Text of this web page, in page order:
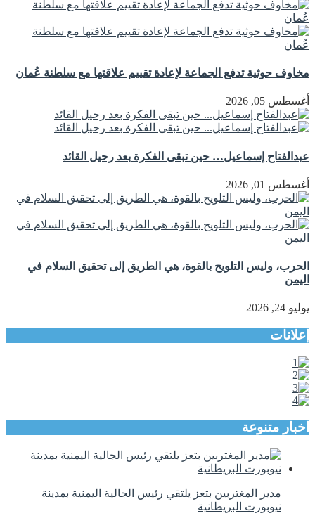
مخاوف حوثية تدفع الجماعة لإعادة تقييم علاقتها مع سلطنة عُمان
أغسطس 05, 2026
عبدالفتاح إسماعيل… حين تبقى الفكرة بعد رحيل القائد
أغسطس 01, 2026
الحرب، وليس التلويح بالقوة، هي الطريق إلى تحقيق السلام في
اليمن
يوليو 24, 2026
إعلانات
اخبار متنوعة
مدير المغتربين بتعز يلتقي رئيس الجالية اليمنية بمدينة
نيوبورت البريطانية